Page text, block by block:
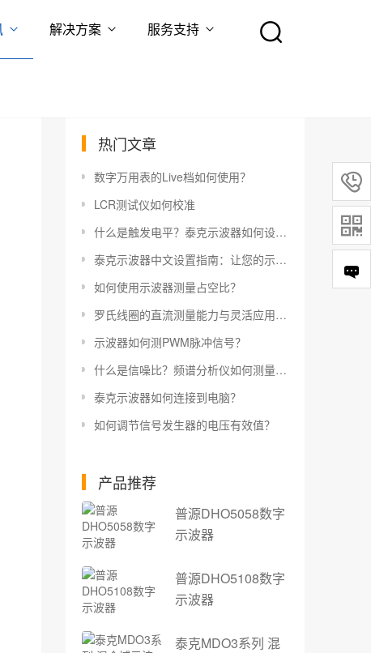
解决方案 服务支持
热门文章
数字万用表的Live档如何使用？
LCR测试仪如何校准
什么是触发电平？泰克示波器如何设置触发电平？
泰克示波器中文设置指南：让您的示波器更易于使用
如何使用示波器测量占空比？
罗氏线圈的直流测量能力与灵活应用指南
示波器如何测PWM脉冲信号？
什么是信噪比？频谱分析仪如何测量信噪比？
泰克示波器如何连接到电脑？
如何调节信号发生器的电压有效值？
产品推荐
普源DHO5058数字
示波器
普源DHO5108数字
示波器
泰克MDO3系列 混

